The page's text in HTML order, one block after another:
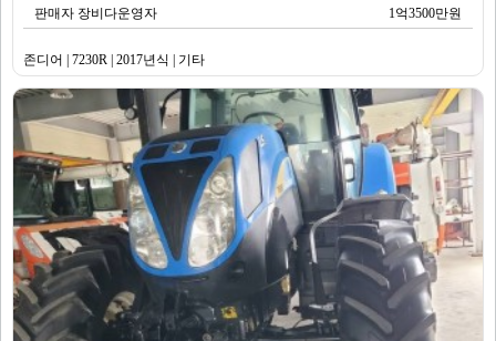
판매자 장비다운영자 1억3500만원
존디어 | 7230R | 2017년식 | 기타